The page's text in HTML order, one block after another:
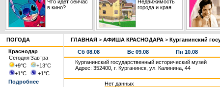
Что идет сейчас
в кино?
Недвижимость
города и края
ПОГОДА
Краснодар
СегодняЗавтра
+9°С +13°С
+1°С +1°С
Подробнее
ГЛАВНАЯ > АФИША КРАСНОДАРА > Курганинский
Сб 08.08 Вс 09.08
Пн 10.08
Курганинский государственный исторический музей
Адрес: 352400, г. Курганинск, ул. Калинина, 44
Нет данных